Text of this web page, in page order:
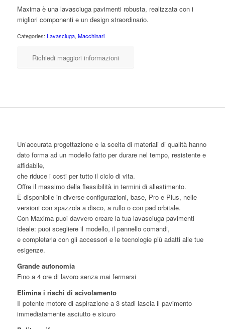
Maxima è una lavasciuga pavimenti robusta, realizzata con i
migliori componenti e un design straordinario.
Categories: Lavasciuga, Macchinari
Richiedi maggiori informazioni
Un’accurata progettazione e la scelta di materiali di qualità hanno
dato forma ad un modello fatto per durare nel tempo, resistente e
affidabile,
che riduce i costi per tutto il ciclo di vita.
Offre il massimo della flessibilità in termini di allestimento.
È disponibile in diverse configurazioni, base, Pro e Plus, nelle
versioni con spazzola a disco, a rullo o con pad orbitale.
Con Maxima puoi davvero creare la tua lavasciuga pavimenti
ideale: puoi scegliere il modello, il pannello comandi,
e completarla con gli accessori e le tecnologie più adatti alle tue
esigenze.
Grande autonomia
Fino a 4 ore di lavoro senza mai fermarsi
Elimina i rischi di scivolamento
Il potente motore di aspirazione a 3 stadi lascia il pavimento
immediatamente asciutto e sicuro